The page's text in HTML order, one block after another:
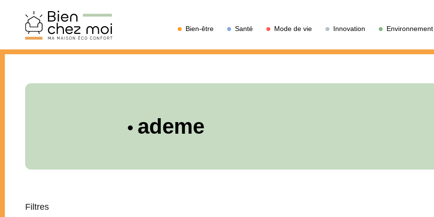
Bien-être Santé Mode de vie Innovation Environnement
ademe
Filtres